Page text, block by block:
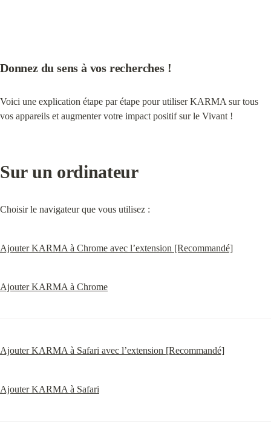
Donnez du sens à vos recherches !
Voici une explication étape par étape pour utiliser KARMA sur tous
vos appareils et augmenter votre impact positif sur le Vivant !
Sur un ordinateur
Choisir le navigateur que vous utilisez :
Ajouter KARMA à Chrome avec l’extension [Recommandé]
Ajouter KARMA à Chrome
Ajouter KARMA à Safari avec l’extension [Recommandé]
Ajouter KARMA à Safari